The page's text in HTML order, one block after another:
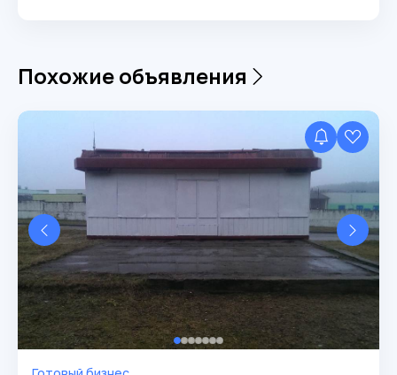
Похожие объявления